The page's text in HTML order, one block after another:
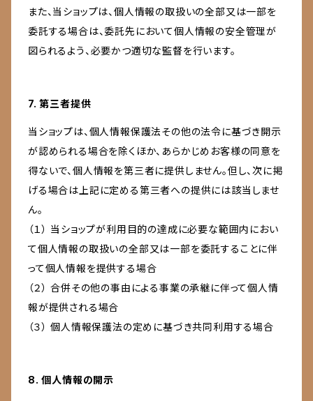
また、当ショップは、個人情報の取扱いの全部又は一部を
委託する場合は、委託先において個人情報の安全管理が
図られるよう、必要かつ適切な監督を行います。
7. 第三者提供
当ショップは、個人情報保護法その他の法令に基づき開示
が認められる場合を除くほか、あらかじめお客様の同意を
得ないで、個人情報を第三者に提供しません。但し、次に掲
げる場合は上記に定める第三者への提供には該当しませ
ん。
（１） 当ショップが利用目的の達成に必要な範囲内におい
て個人情報の取扱いの全部又は一部を委託することに伴
って個人情報を提供する場合
（２） 合併その他の事由による事業の承継に伴って個人情
報が提供される場合
（３） 個人情報保護法の定めに基づき共同利用する場合
8. 個人情報の開示